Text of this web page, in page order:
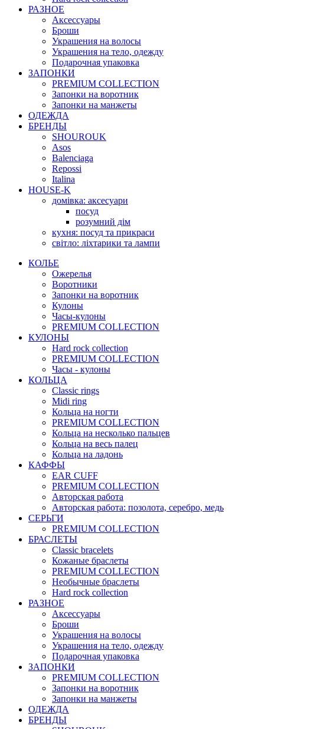
РАЗНОЕ
Аксессуары
Броши
Украшения на волосы
Украшения на тело, одежду
Подарочная упаковка
ЗАПОНКИ
PREMIUM COLLECTION
Запонки на воротник
Запонки на манжеты
ОДЕЖДА
БРЕНДЫ
SHOUROUK
Asos
Balenciaga
Repossi
Italina
HOUSE-K
домівка: аксесуари
посуд
розумний дім
кухня: посуд та прикраси
світло: ліхтарики та лампи
КОЛЬЕ
Ожерелья
Воротники
Запонки на воротник
Кулоны
Часы-кулоны
PREMIUM COLLECTION
КУЛОНЫ
Hard rock collection
PREMIUM COLLECTION
Часы - кулоны
КОЛЬЦА
Classic rings
Midi ring
Кольца на ногти
PREMIUM COLLECTION
Кольца на несколько пальцев
Кольца на весь палец
Кольца на ладонь
КАФФЫ
EAR CUFF
PREMIUM COLLECTION
Авторская работа
Авторская работа: позолота, серебро, медь
СЕРЬГИ
PREMIUM COLLECTION
БРАСЛЕТЫ
Classic bracelets
Кожаные браслеты
PREMIUM COLLECTION
Необычные браслеты
Hard rock collection
РАЗНОЕ
Аксессуары
Броши
Украшения на волосы
Украшения на тело, одежду
Подарочная упаковка
ЗАПОНКИ
PREMIUM COLLECTION
Запонки на воротник
Запонки на манжеты
ОДЕЖДА
БРЕНДЫ